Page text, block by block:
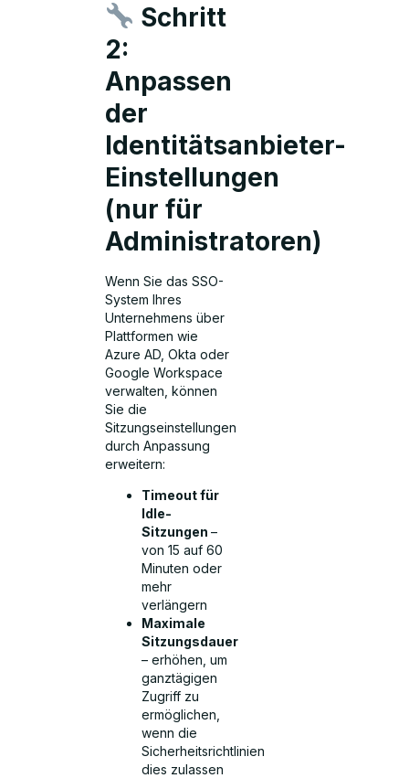
Schritt
2:
Anpassen
der
Identitätsanbieter-
Einstellungen
(nur für
Administratoren)
Wenn Sie das SSO-
System Ihres
Unternehmens über
Plattformen wie
Azure AD, Okta oder
Google Workspace
verwalten, können
Sie die
Sitzungseinstellungen
durch Anpassung
erweitern:
Timeout für
Idle-
Sitzungen–
von 15 auf 60
Minuten oder
mehr
verlängern
Maximale
Sitzungsdauer
– erhöhen, um
ganztägigen
Zugriff zu
ermöglichen,
wenn die
Sicherheitsrichtlinien
dies zulassen